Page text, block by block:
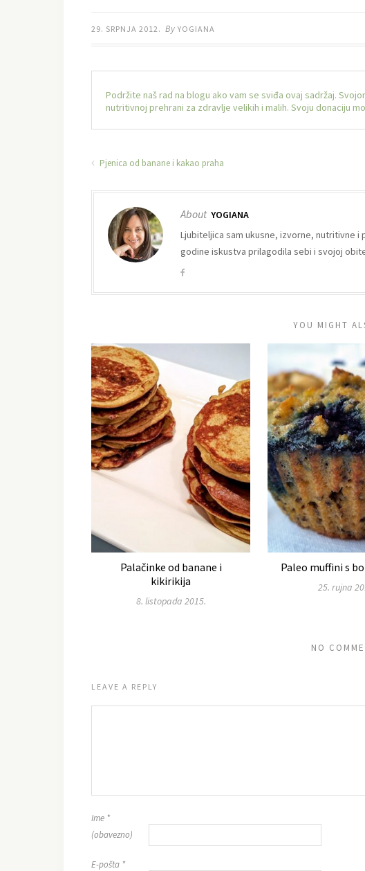
29. SRPNJA 2012. By YOGIANA
Podržite naš rad na blogu ako vam se sviđa ovaj sadržaj.
nutritivnoj prehrani za zdravlje velikih i malih. Svoju donaciju
Pjenica od banane i kakao praha
About YOGIANA
Ljubiteljica sam ukusne, izvorne, nutritivne
godine iskustva prilagodila sebi i svojoj
YOU MIGHT
Palačinke od banane i
kikirikija
8. listopada 2015.
Paleo muffini s
25. rujna
NO
LEAVE A REPLY
Ime *
(obavezno)
E-pošta *